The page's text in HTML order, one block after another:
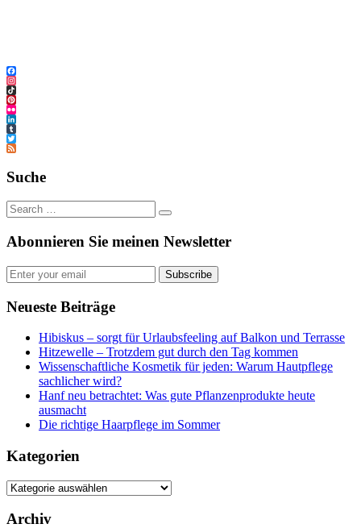
Facebook
Instagram
TikTok
Pinterest
Flickr
LinkedIn
Tumblr
Twitter
Feed
Suche
Abonnieren Sie meinen Newsletter
Subscribe
Neueste Beiträge
Hibiskus – sorgt für Urlaubsfeeling auf Balkon und Terrasse
Hitzewelle – Trotzdem gut durch den Tag kommen
Wissenschaftliche Kosmetik für jeden: Warum Hautpflege
sachlicher wird?
Hanf neu betrachtet: Was gute Pflanzenprodukte heute
ausmacht
Die richtige Haarpflege im Sommer
Kategorien
Kategorien
Archiv